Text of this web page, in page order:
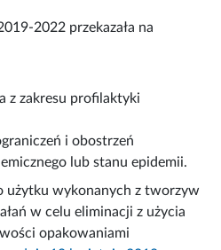
2022 przekazała na
z zakresu profilaktyki
i obostrzeń
lub stanu epidemii.
użytku wykonanych z tworzyw
w celu eliminacji z użycia
opakowaniami